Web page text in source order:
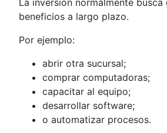
La inversión normalmente busca
beneficios a largo plazo.
Por ejemplo:
abrir otra sucursal;
comprar computadoras;
capacitar al equipo;
desarrollar software;
o automatizar procesos.